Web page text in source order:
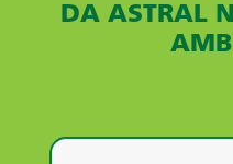
DA ASTRAL